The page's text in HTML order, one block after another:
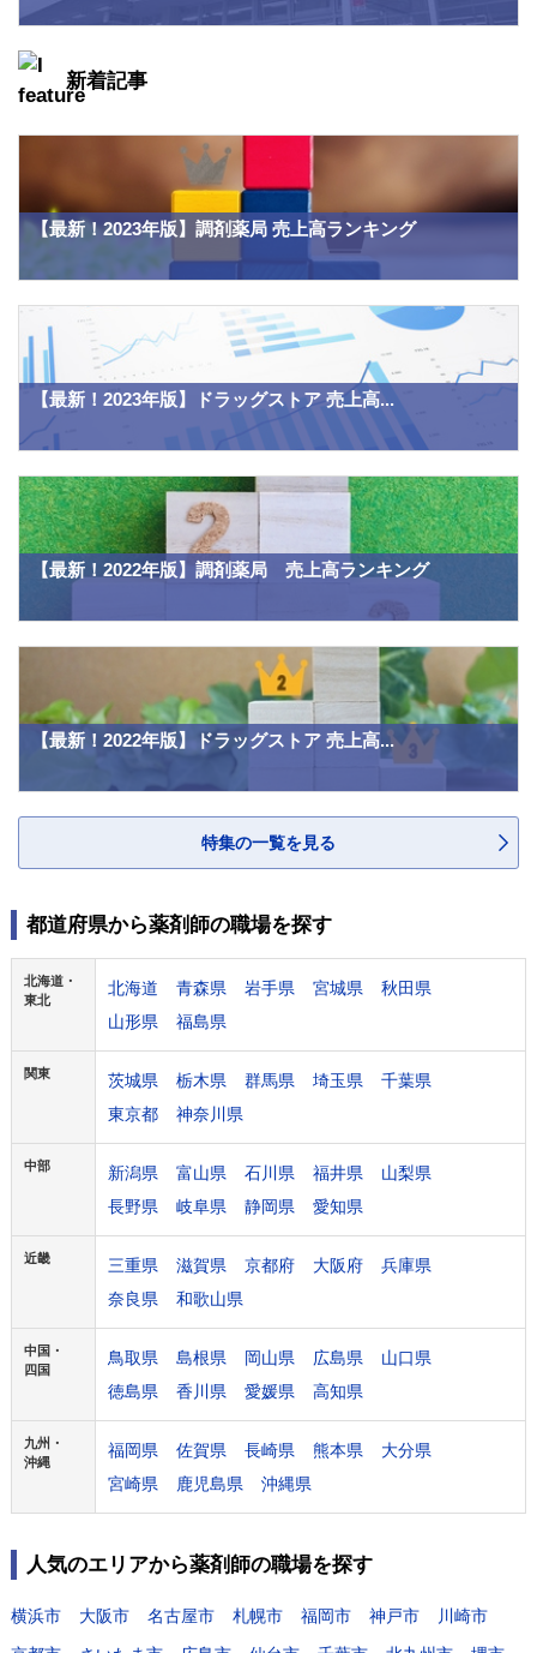
新着記事
【最新！2023年版】調剤薬局 売上高ランキング
【最新！2023年版】ドラッグストア 売上高...
【最新！2022年版】調剤薬局 売上高ランキング
【最新！2022年版】ドラッグストア 売上高...
特集の一覧を見る
都道府県から薬剤師の職場を探す
北海道・
東北
北海道 青森県 岩手県 宮城県
秋田県
山形県
福島県
関東 茨城県 栃木県 群馬県 埼玉県
千葉県
東京都
神奈川県
中部 新潟県 富山県 石川県 福井県
山梨県
長野県
岐阜県 静岡県 愛知県
近畿 三重県 滋賀県 京都府 大阪府
兵庫県
奈良県
和歌山県
中国・
四国
鳥取県 島根県 岡山県 広島県
山口県
徳島県
香川県 愛媛県 高知県
九州・
沖縄
福岡県 佐賀県 長崎県 熊本県
大分県
宮崎県
鹿児島県 沖縄県
人気のエリアから薬剤師の職場を探す
横浜市 大阪市 名古屋市 札幌市 福岡市 神戸市
川崎市